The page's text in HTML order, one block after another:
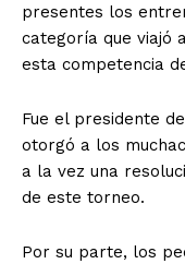
presentes los
categoría que viajó
esta competencia
Fue el presidente
otorgó a los
a la vez una
de este torneo.
Por su parte, los